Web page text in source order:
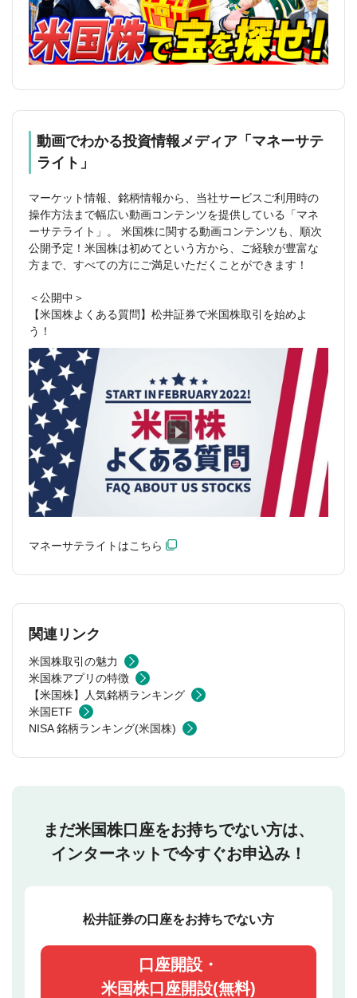
動画でわかる投資情報メディア「マネーサテ
ライト」
マーケット情報、銘柄情報から、当社サービスご利用時の
操作方法まで幅広い動画コンテンツを提供している「マネ
ーサテライト」。 米国株に関する動画コンテンツも、順次
公開予定！米国株は初めてという方から、ご経験が豊富な
方まで、すべての方にご満足いただくことができます！
＜公開中＞
【米国株よくある質問】松井証券で米国株取引を始めよ
う！
マネーサテライトはこちら
関連リンク
米国株取引の魅力
米国株アプリの特徴
【米国株】人気銘柄ランキング
米国ETF
NISA 銘柄ランキング(米国株)
まだ米国株口座をお持ちでない方は、
インターネットで今すぐお申込み！
松井証券の口座をお持ちでない方
口座開設・
米国株口座開設(無料)